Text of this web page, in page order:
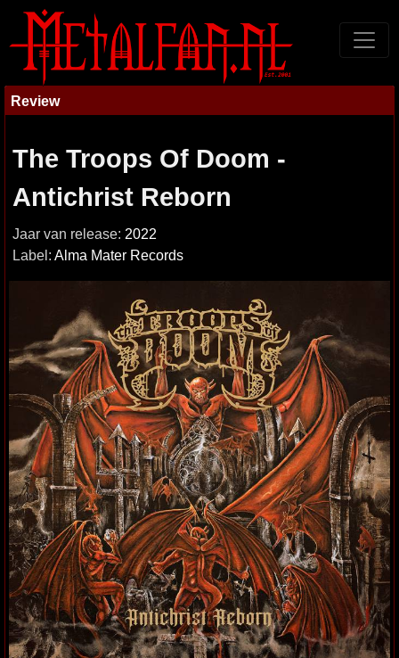
Review
The Troops Of Doom -
Antichrist Reborn
Jaar van release: 2022
Label: Alma Mater Records